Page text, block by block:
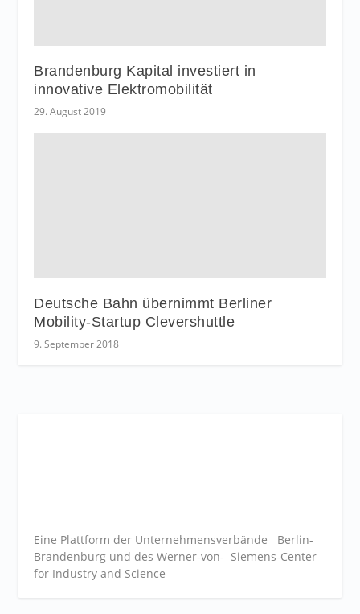
Brandenburg Kapital investiert in
innovative Elektromobilität
29. August 2019
Deutsche Bahn übernimmt Berliner
Mobility-Startup Clevershuttle
9. September 2018
Eine Plattform der Unternehmensverbände Berlin-
Brandenburg und des Werner-von- Siemens-Center
for Industry and Science